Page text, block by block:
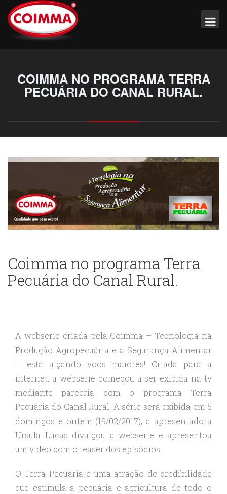
COIMMA NO PROGRAMA TERRA
PECUÁRIA DO CANAL RURAL.
Coimma no programa Terra
Pecuária do Canal Rural.
A webserie criada pela Coimma – Tecnologia na
Produção Agropecuária e a Segurança Alimentar
– está alçando voos maiores! Criada para a
internet, a webserie começou a ser exibida na tv
mediante parceria com o programa Terra
Pecuária do Canal Rural. A série será exibida em 5
domingos e ontem (19/02/2017), a apresentadora
Ursula Lucas divulgou a webserie e apresentou
um vídeo com o teaser dos episódios.
O Terra Pecuária é uma atração de credibilidade
que estimula a pecuária e agricultura de todo o